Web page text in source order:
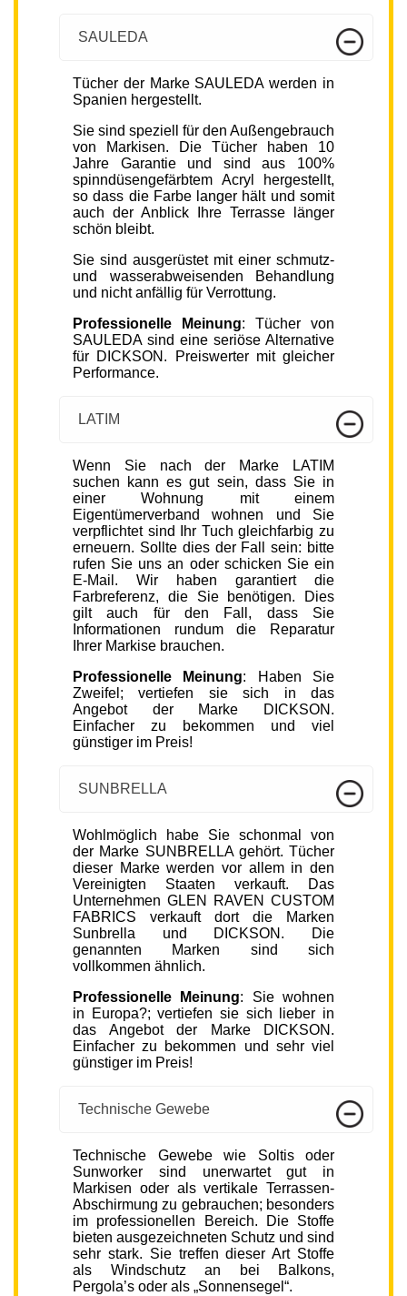
SAULEDA
Tücher der Marke SAULEDA werden in
Spanien hergestellt.
Sie sind speziell für den Außengebrauch
von Markisen. Die Tücher haben 10
Jahre Garantie und sind aus 100%
spinndüsengefärbtem Acryl hergestellt,
so dass die Farbe langer hält und somit
auch der Anblick Ihre Terrasse länger
schön bleibt.
Sie sind ausgerüstet mit einer schmutz-
und wasserabweisenden Behandlung
und nicht anfällig für Verrottung.
Professionelle Meinung: Tücher von
SAULEDA sind eine seriöse Alternative
für DICKSON. Preiswerter mit gleicher
Performance.
LATIM
Wenn Sie nach der Marke LATIM
suchen kann es gut sein, dass Sie in
einer Wohnung mit einem
Eigentümerverband wohnen und Sie
verpflichtet sind Ihr Tuch gleichfarbig zu
erneuern. Sollte dies der Fall sein: bitte
rufen Sie uns an oder schicken Sie ein
E-Mail. Wir haben garantiert die
Farbreferenz, die Sie benötigen. Dies
gilt auch für den Fall, dass Sie
Informationen rundum die Reparatur
Ihrer Markise brauchen.
Professionelle Meinung: Haben Sie
Zweifel; vertiefen sie sich in das
Angebot der Marke DICKSON.
Einfacher zu bekommen und viel
günstiger im Preis!
SUNBRELLA
Wohlmöglich habe Sie schonmal von
der Marke SUNBRELLA gehört. Tücher
dieser Marke werden vor allem in den
Vereinigten Staaten verkauft. Das
Unternehmen GLEN RAVEN CUSTOM
FABRICS verkauft dort die Marken
Sunbrella und DICKSON. Die
genannten Marken sind sich
vollkommen ähnlich.
Professionelle Meinung: Sie wohnen
in Europa?; vertiefen sie sich lieber in
das Angebot der Marke DICKSON.
Einfacher zu bekommen und sehr viel
günstiger im Preis!
Technische Gewebe
Technische Gewebe wie Soltis oder
Sunworker sind unerwartet gut in
Markisen oder als vertikale Terrassen-
Abschirmung zu gebrauchen; besonders
im professionellen Bereich. Die Stoffe
bieten ausgezeichneten Schutz und sind
sehr stark. Sie treffen dieser Art Stoffe
als Windschutz an bei Balkons,
Pergola’s oder als „Sonnensegel“.